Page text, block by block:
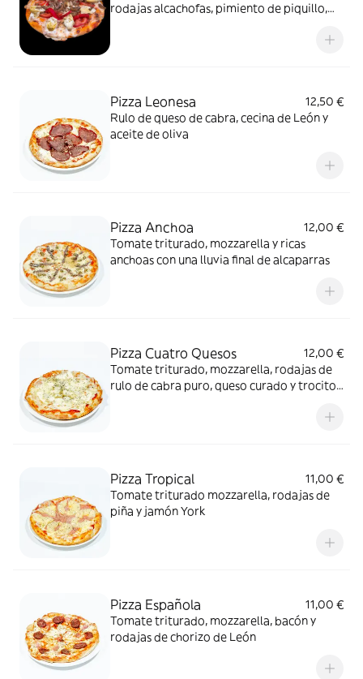
rodajas alcachofas, pimiento de piquillo,
Pizza Leonesa
12,50 €
Rulo de queso de cabra, cecina de León y
aceite de oliva
Pizza Anchoa
12,00 €
Tomate triturado, mozzarella y ricas
anchoas con una lluvia final de alcaparras
Pizza Cuatro Quesos
12,00 €
Tomate triturado, mozzarella, rodajas de
rulo de cabra puro, queso curado y trocitos
Pizza Tropical
11,00 €
Tomate triturado mozzarella, rodajas de
piña y jamón York
Pizza Española
11,00 €
Tomate triturado, mozzarella, bacón y
rodajas de chorizo de León